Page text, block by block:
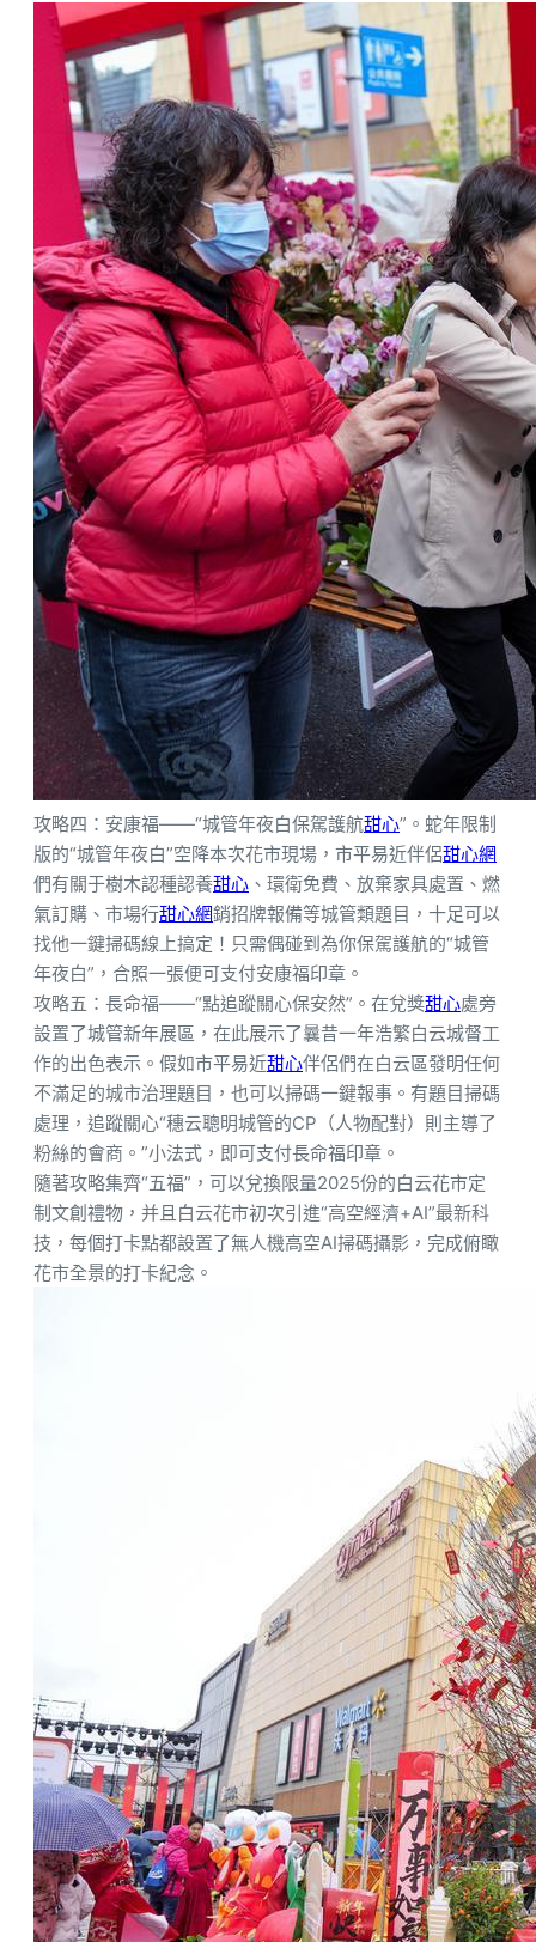
攻略四：安康福——“城管年夜白保駕護航甜心”。蛇年限制
版的“城管年夜白”空降本次花市現場，市平易近伴侶甜心網
們有關于樹木認種認養甜心 、環衛免費、放棄家具處置、燃
氣訂購、市場行甜心網銷招牌報備等城管類題目，十足可以
找他一鍵掃碼線上搞定！只需偶碰到為你保駕護航的“城管
年夜白”，合照一張便可支付安康福印章。
攻略五：長命福——“點追蹤關心保安然”。在兌獎甜心處旁
設置了城管新年展區，在此展示了曩昔一年浩繁白云城督工
作的出色表示。假如市平易近甜心伴侶們在白云區發明任何
不滿足的城市治理題目，也可以掃碼一鍵報事。有題目掃碼
處理，追蹤關心“穗云聰明城管的CP（人物配對）則主導了
粉絲的會商。”小法式，即可支付長命福印章。
隨著攻略集齊“五福”，可以兌換限量2025份的白云花市定
制文創禮物，并且白云花市初次引進“高空經濟+AI”最新科
技，每個打卡點都設置了無人機高空AI掃碼攝影，完成俯瞰
花市全景的打卡紀念。